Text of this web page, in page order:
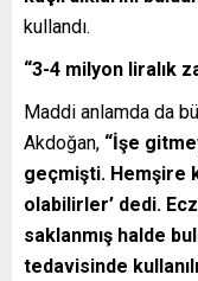
kullandı.
“3-4 milyon liralık
Maddi anlamda da
Akdoğan, “İşe
geçmişti. Hemşire
olabilirler’ dedi.
saklanmış halde
tedavisinde